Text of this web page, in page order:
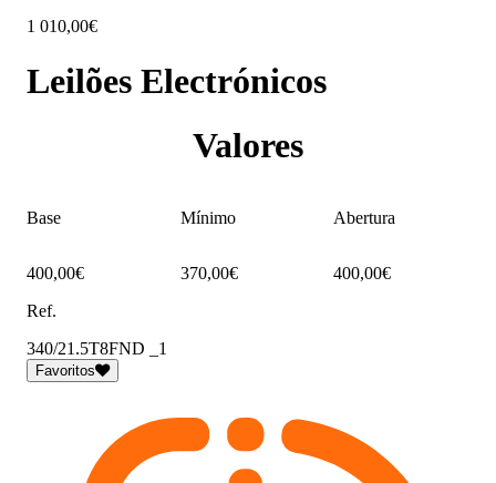
1 010,00€
Leilões Electrónicos
Valores
Base Mínimo Abertura
400,00€ 370,00€
400,00€
Ref.
340/21.5T8FND _1
Favoritos